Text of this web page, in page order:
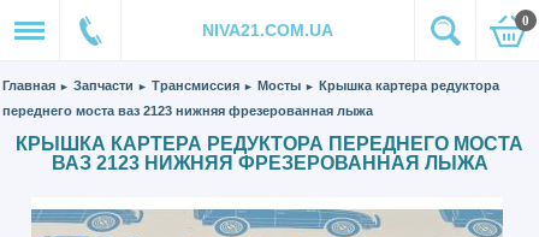
NIVA21.COM.UA 0
Главная ► Запчасти ► Трансмиссия ► Мосты ► Крышка картера редуктора
переднего моста ваз 2123 нижняя фрезерованная лыжа
КРЫШКА КАРТЕРА РЕДУКТОРА ПЕРЕДНЕГО МОСТА
ВАЗ 2123 НИЖНЯЯ ФРЕЗЕРОВАННАЯ ЛЫЖА